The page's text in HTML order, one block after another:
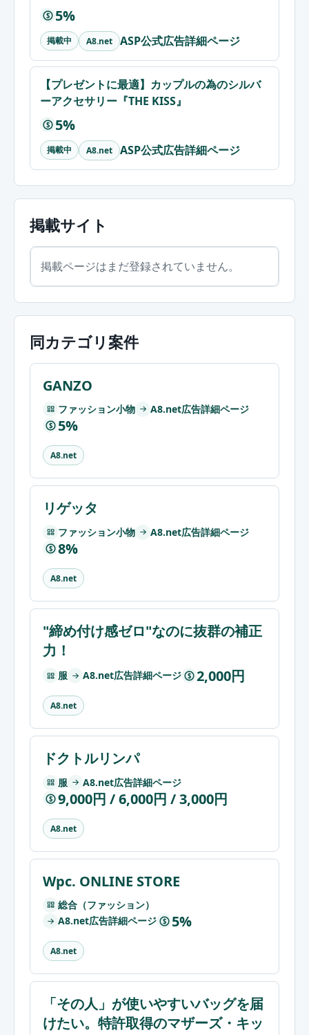
$ 5%
掲載中 A8.net ASP公式広告詳細ページ
【プレゼントに最適】カップルの為のシルバ
ーアクセサリー『THE KISS』
$ 5%
掲載中 A8.net ASP公式広告詳細ページ
掲載サイト
掲載ページはまだ登録されていません。
同カテゴリ案件
GANZO
ファッション小物 A8.net広告詳細ページ
$ 5%
A8.net
リゲッタ
ファッション小物 A8.net広告詳細ページ
$ 8%
A8.net
"締め付け感ゼロ"なのに抜群の補正
力！
服 A8.net広告詳細ページ $ 2,000円
A8.net
ドクトルリンパ
服 A8.net広告詳細ページ
$ 9,000円 / 6,000円 / 3,000円
A8.net
Wpc. ONLINE STORE
総合（ファッション）
A8.net広告詳細ページ
$ 5%
A8.net
「その人」が使いやすいバッグを届
けたい。特許取得のマザーズ・キッ